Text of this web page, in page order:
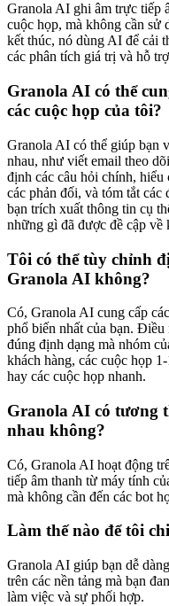
Granola AI ghi âm trực tiếp
cuộc họp, mà không cần sử
kết thúc, nó dùng AI để cải
các phân tích giá trị và hỗ
Granola AI có thể
các cuộc họp của tôi?
Granola AI có thể giúp bạn
nhau, như viết email theo
định các câu hỏi chính, hiểu
các phản đối, và tóm tắt
bạn trích xuất thông tin cụ
những gì đã được đề cập về
Tôi có thể tùy chỉnh
Granola AI không?
Có, Granola AI cung cấp
phổ biến nhất của bạn.
đúng định dạng mà nhóm
khách hàng, các cuộc họp
hay các cuộc họp nhanh.
Granola AI có tương
nhau không?
Có, Granola AI hoạt động
tiếp âm thanh từ máy tính
mà không cần đến các bot
Làm thế nào để tôi
Granola AI giúp bạn dễ
trên các nền tảng mà bạn
làm việc và sự phối hợp.